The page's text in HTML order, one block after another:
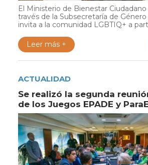
El Ministerio de Bienestar Ciudadano
través de la Subsecretaría de
invita a la comunidad LGBTIQ+ a
Leer más +
ACTUALIDAD
Se realizó la segunda
de los Juegos EPADE y